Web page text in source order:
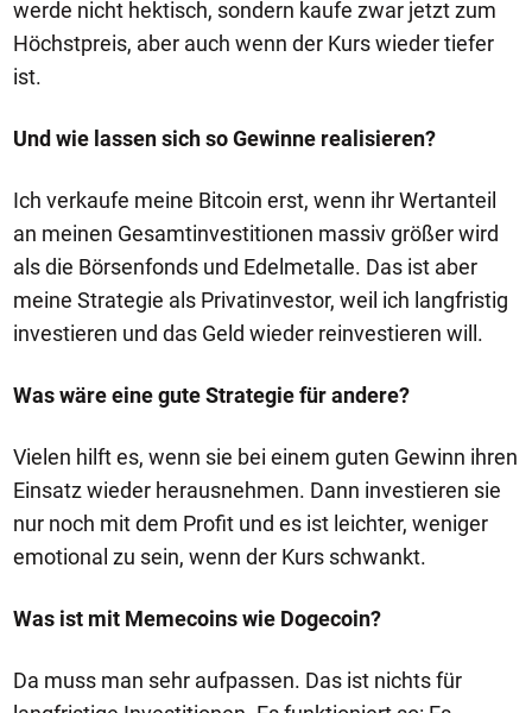
werde nicht hektisch, sondern kaufe zwar jetzt zum
Höchstpreis, aber auch wenn der Kurs wieder tiefer
ist.
Und wie lassen sich so Gewinne realisieren?
Ich verkaufe meine Bitcoin erst, wenn ihr Wertanteil
an meinen Gesamtinvestitionen massiv größer wird
als die Börsenfonds und Edelmetalle. Das ist aber
meine Strategie als Privatinvestor, weil ich langfristig
investieren und das Geld wieder reinvestieren will.
Was wäre eine gute Strategie für andere?
Vielen hilft es, wenn sie bei einem guten Gewinn ihren
Einsatz wieder herausnehmen. Dann investieren sie
nur noch mit dem Profit und es ist leichter, weniger
emotional zu sein, wenn der Kurs schwankt.
Was ist mit Memecoins wie Dogecoin?
Da muss man sehr aufpassen. Das ist nichts für